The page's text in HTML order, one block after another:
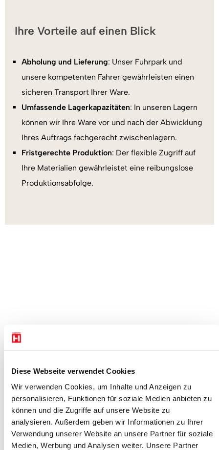
Diese Webseite verwendet Cookies
Wir verwenden Cookies, um Inhalte und Anzeigen zu
personalisieren, Funktionen für soziale Medien anbieten zu
können und die Zugriffe auf unsere Website zu
analysieren. Außerdem geben wir Informationen zu Ihrer
Verwendung unserer Website an unsere Partner für soziale
Medien, Werbung und Analysen weiter. Unsere Partner
Ihre Vorteile auf einen Blick
Abholung und Lieferung: Unser Fuhrpark und
unsere kompetenten Fahrer gewährleisten einen
sicheren Transport Ihrer Ware.
Umfassende Lagerkapazitäten: In unseren Lagern
können wir Ihre Ware vor und nach der Abwicklung
Ihres Auftrags fachgerecht zwischenlagern.
Fristgerechte Produktion: Der flexible Zugriff auf
Ihre Materialien gewährleistet eine reibungslose
Produktionsabfolge.